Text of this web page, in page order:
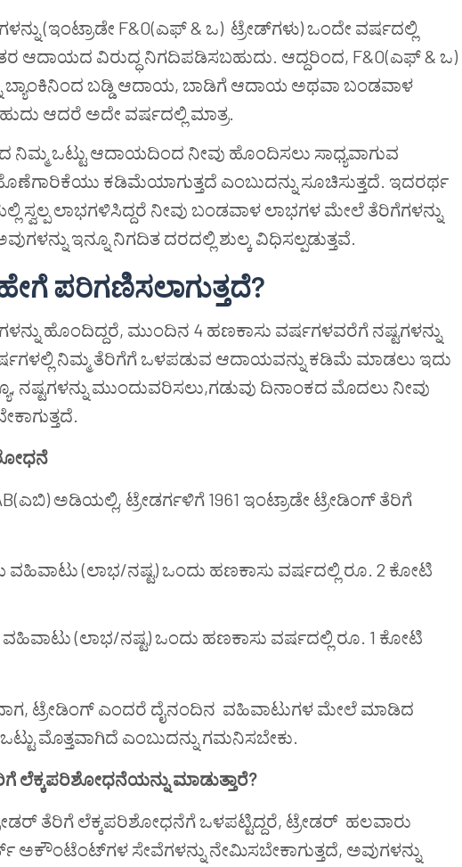
(ಇಂಟ್ರಾಡೇ F&O(ಎಫ್ & ಒ) ಟ್ರೇಡ್‌ಗಳು) ಒಂದೇ ವರ್ಷದಲ್ಲಿ
ಆದಾಯದ ವಿರುದ್ಧ ನಿಗದಿಪಡಿಸಬಹುದು. ಆದ್ದರಿಂದ, F&O(ಎಫ್ & ಒ)
ಬ್ಯಾಂಕಿನಿಂದ ಬಡ್ಡಿ ಆದಾಯ, ಬಾಡಿಗೆ ಆದಾಯ ಅಥವಾ ಬಂಡವಾಳ
ಆದರೆ ಅದೇ ವರ್ಷದಲ್ಲಿ ಮಾತ್ರ.
ನಿಮ್ಮ ಒಟ್ಟು ಆದಾಯದಿಂದ ನೀವು ಹೊಂದಿಸಲು ಸಾಧ್ಯವಾಗುವ
ಕಡಿಮೆಯಾಗುತ್ತದೆ ಎಂಬುದನ್ನು ಸೂಚಿಸುತ್ತದೆ. ಇದರರ್ಥ
ಸ್ವಲ್ಪ ಲಾಭಗಳಿಸಿದ್ದರೆ ನೀವು ಬಂಡವಾಳ ಲಾಭಗಳ ಮೇಲೆ ತೆರಿಗೆಗಳನ್ನು
ಇನ್ನೂ ನಿಗದಿತ ದರದಲ್ಲಿ ಶುಲ್ಕ ವಿಧಿಸಲ್ಪಡುತ್ತವೆ.
ಹೇಗೆ ಪರಿಗಣಿಸಲಾಗುತ್ತದೆ?
ಹೊಂದಿದ್ದರೆ, ಮುಂದಿನ 4 ಹಣಕಾಸು ವರ್ಷಗಳವರೆಗೆ ನಷ್ಟಗಳನ್ನು
ನಿಮ್ಮ ತೆರಿಗೆಗೆ ಒಳಪಡುವ ಆದಾಯವನ್ನು ಕಡಿಮೆ ಮಾಡಲು ಇದು
ಮುಂದುವರಿಸಲು,ಗಡುವು ದಿನಾಂಕದ ಮೊದಲು ನೀವು
ಅಡಿಯಲ್ಲಿ, ಟ್ರೇಡರ್ಗಳಿಗೆ 1961 ಇಂಟ್ರಾಡೇ ಟ್ರೇಡಿಂಗ್ ತೆರಿಗೆ
(ಲಾಭ/ನಷ್ಟ) ಒಂದು ಹಣಕಾಸು ವರ್ಷದಲ್ಲಿ ರೂ. 2 ಕೋಟಿ
(ಲಾಭ/ನಷ್ಟ) ಒಂದು ಹಣಕಾಸು ವರ್ಷದಲ್ಲಿ ರೂ. 1 ಕೋಟಿ
ಟ್ರೇಡಿಂಗ್ ಎಂದರೆ ದೈನಂದಿನ ವಹಿವಾಟುಗಳ ಮೇಲೆ ಮಾಡಿದ
ಮೊತ್ತವಾಗಿದೆ ಎಂಬುದನ್ನು ಗಮನಿಸಬೇಕು.
ಲೆಕ್ಕಪರಿಶೋಧನೆಯನ್ನು ಮಾಡುತ್ತಾರೆ?
ತೆರಿಗೆ ಲೆಕ್ಕಪರಿಶೋಧನೆಗೆ ಒಳಪಟ್ಟಿದ್ದರೆ, ಟ್ರೇಡರ್ ಹಲವಾರು
ಅಕೌಂಟೆಂಟ್‌ಗಳ ಸೇವೆಗಳನ್ನು ನೇಮಿಸಬೇಕಾಗುತ್ತದೆ, ಅವುಗಳನ್ನು